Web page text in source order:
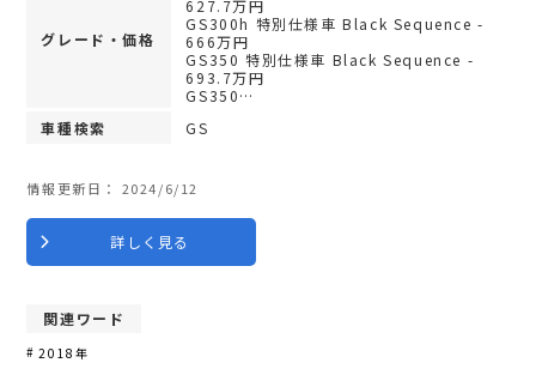
グレード・価格
627.7万円
GS300h 特別仕様車 Black Sequence -
666万円
GS350 特別仕様車 Black Sequence -
693.7万円
GS350…
車種検索
GS
情報更新日： 2024/6/12
詳しく見る
関連ワード
2018年